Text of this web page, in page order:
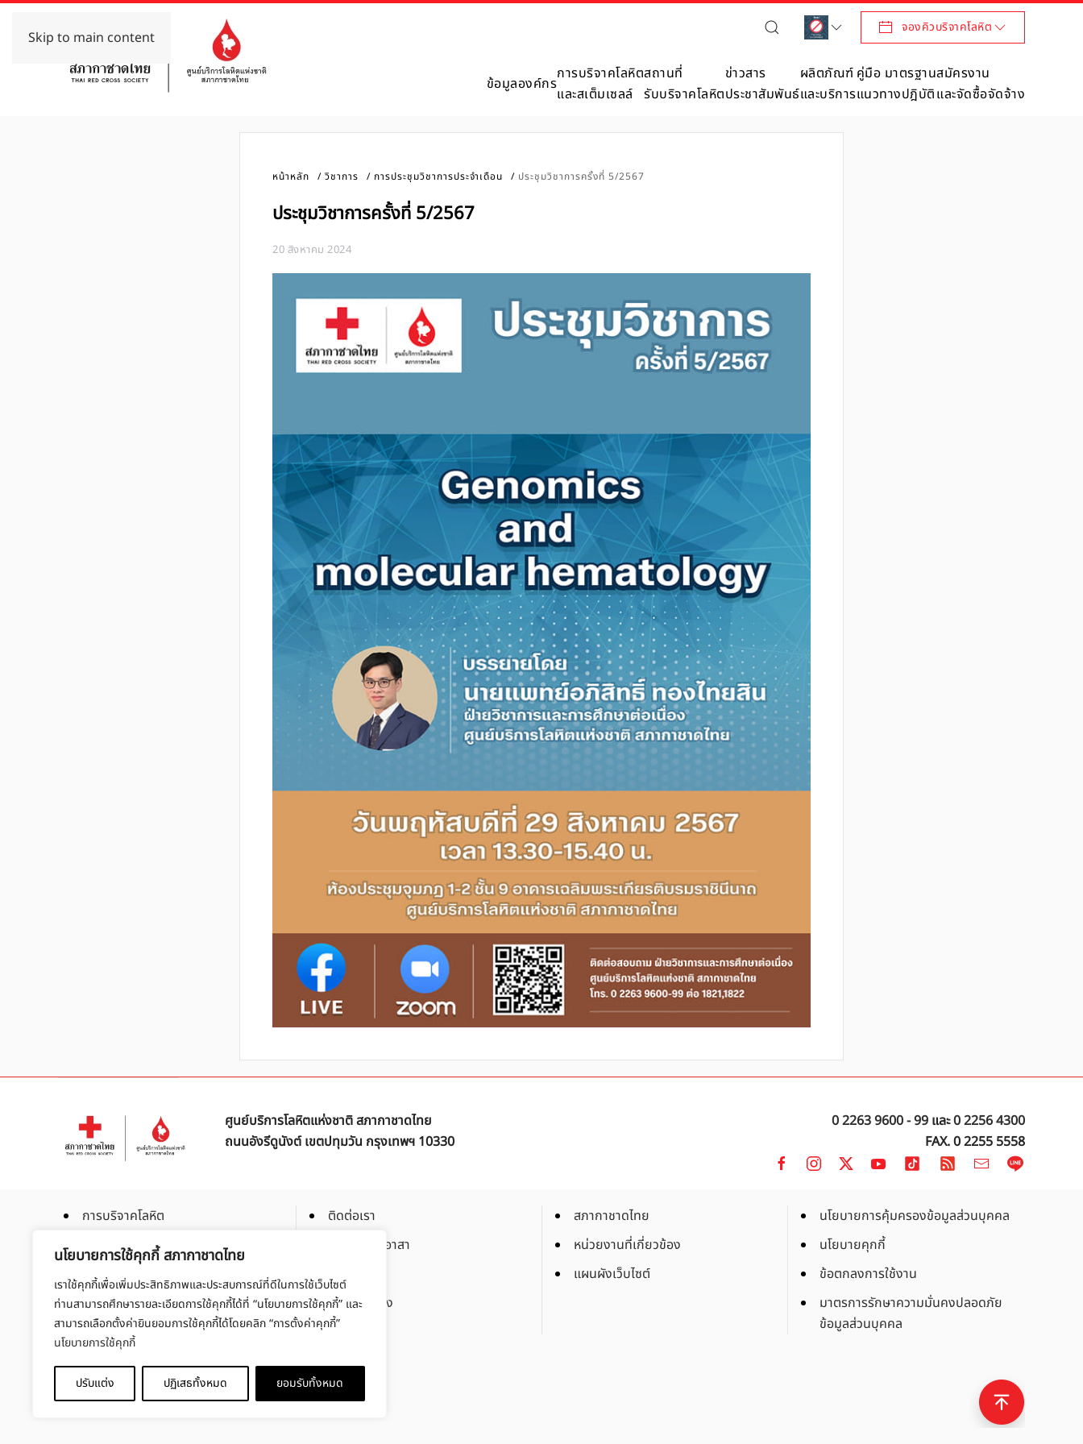
นโยบายการใช้คุกกี้ สภากาชาดไทย
เราใช้คุกกี้เพื่อเพิ่มประสิทธิภาพและประสบการณ์ที่ดีในการใช้เว็บไซต์
ท่านสามารถศึกษารายละเอียดการใช้คุกกี้ได้ที่ “นโยบายการใช้คุกกี้” และ
สามารถเลือกตั้งค่ายินยอมการใช้คุกกี้ได้โดยคลิก “การตั้งค่าคุกกี้”
นโยบายการใช้คุกกี้
ปรับแต่ง ปฏิเสธทั้งหมด ยอมรับทั้งหมด
Skip to main content
จองคิวบริจาคโลหิต
ข้อมูลองค์กร
การบริจาคโลหิต
และสเต็มเซลล์
สถานที่
รับบริจาคโลหิต
ข่าวสาร
ประชาสัมพันธ์
ผลิตภัณฑ์
และบริการ
คู่มือ มาตรฐาน
แนวทางปฎิบัติ
สมัครงาน
และจัดซื้อจัดจ้าง
หน้าหลัก วิชาการ การประชุมวิชาการประจำเดือน ประชุมวิชาการครั้งที่ 5/2567
ประชุมวิชาการครั้งที่ 5/2567
20 สิงหาคม 2024
ศูนย์บริการโลหิตแห่งชาติ สภากาชาดไทย
ถนนอังรีดูนังต์ เขตปทุมวัน กรุงเทพฯ 10330
0 2263 9600 - 99 และ0 2256 4300
FAX. 0 2255 5558
การบริจาคโลหิต
การบริจาคโลหิตเฉพาะส่วน
การบริจาคสเต็มเซลล์
ติดต่อเรา
ร่วมเป็นจิตอาสา
สมัครงาน
จัดซื้อจัดจ้าง
สภากาชาดไทย
หน่วยงานที่เกี่ยวข้อง
แผนผังเว็บไซต์
นโยบายการคุ้มครองข้อมูลส่วนบุคคล
นโยบายคุกกี้
ข้อตกลงการใช้งาน
มาตรการรักษาความมั่นคงปลอดภัย
ข้อมูลส่วนบุคคล
Copyright © 2025 Thaibloodcentre All rights reserved.